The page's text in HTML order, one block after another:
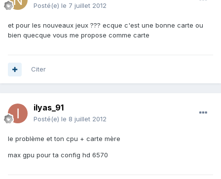
Posté(e) le 7 juillet 2012
et pour les nouveaux jeux ??? ecque c'est une bonne carte ou
bien quecque vous me propose comme carte
Citer
ilyas_91
Posté(e) le 8 juillet 2012
le problème et ton cpu + carte mère
max gpu pour ta config hd 6570